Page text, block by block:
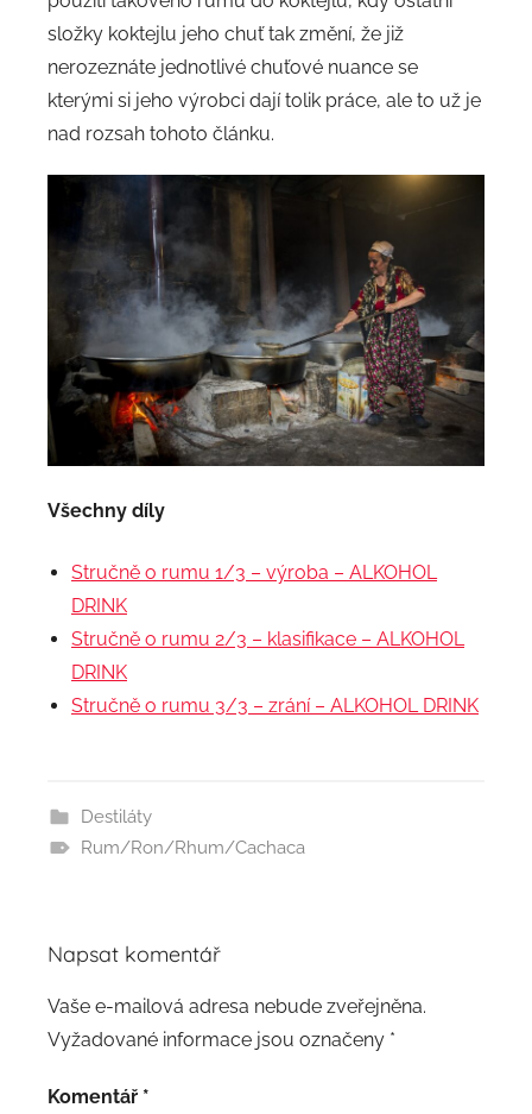
složky koktejlu jeho chuť tak změní, že již
nerozeznáte jednotlivé chuťové nuance se
kterými si jeho výrobci dají tolik práce, ale to už je
nad rozsah tohoto článku.
Všechny díly
Stručně o rumu 1/3 – výroba – ALKOHOL
DRINK
Stručně o rumu 2/3 – klasifikace – ALKOHOL
DRINK
Stručně o rumu 3/3 – zrání – ALKOHOL DRINK
Destiláty
Rum/Ron/Rhum/Cachaca
Napsat komentář
Vaše e-mailová adresa nebude zveřejněna.
Vyžadované informace jsou označeny *
Komentář *